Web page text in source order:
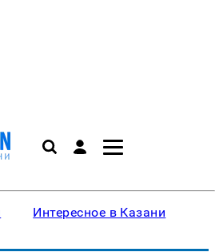
Интересное в Казани